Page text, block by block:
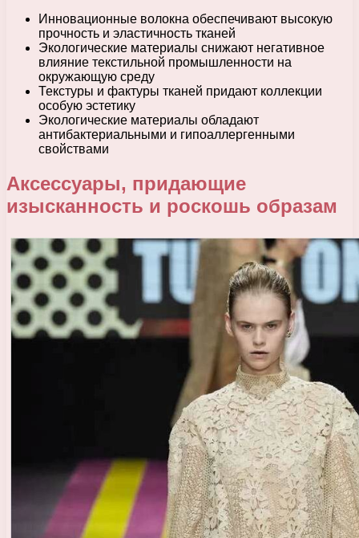
Инновационные волокна обеспечивают высокую
прочность и эластичность тканей
Экологические материалы снижают негативное
влияние текстильной промышленности на
окружающую среду
Текстуры и фактуры тканей придают коллекции
особую эстетику
Экологические материалы обладают
антибактериальными и гипоаллергенными
свойствами
Аксессуары, придающие
изысканность и роскошь образам